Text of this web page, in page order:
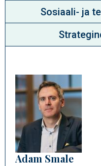
Sosiaali- ja
Profiilikuva
Adam Smale